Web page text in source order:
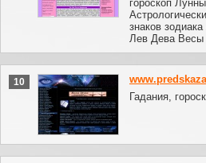
гороскоп
знаков
Лев Дева Весы
10
Гадания,